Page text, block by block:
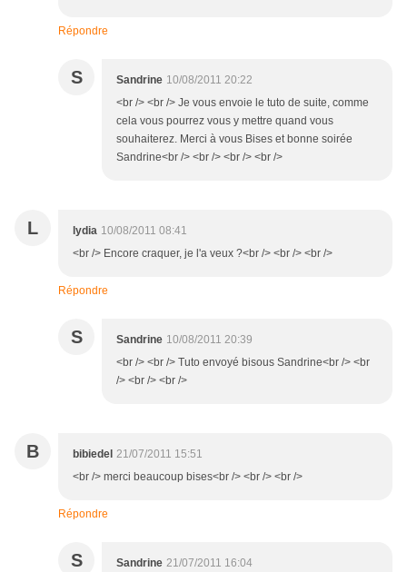
Répondre
S Sandrine 10/08/2011 20:22
<br /> <br /> Je vous envoie le tuto de suite, comme
cela vous pourrez vous y mettre quand vous
souhaiterez. Merci à vous Bises et bonne soirée
Sandrine<br /> <br /> <br /> <br />
L lydia 10/08/2011 08:41
<br /> Encore craquer, je l'a veux ?<br /> <br /> <br />
Répondre
S Sandrine 10/08/2011 20:39
<br /> <br /> Tuto envoyé bisous Sandrine<br /> <br
/> <br /> <br />
B bibiedel 21/07/2011 15:51
<br /> merci beaucoup bises<br /> <br /> <br />
Répondre
S Sandrine 21/07/2011 16:04